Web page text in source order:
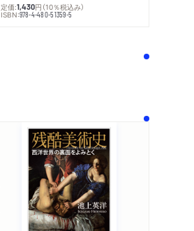
定価:1,430円 （10％税込み）
ISBN:978-4-480-51359-5